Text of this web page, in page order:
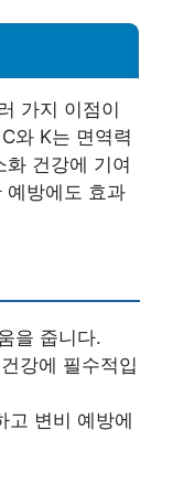
가지 이점이
와 K는 면역력
건강에 기여
예방에도 효과
을 줍니다.
강에 필수적입
고 변비 예방에